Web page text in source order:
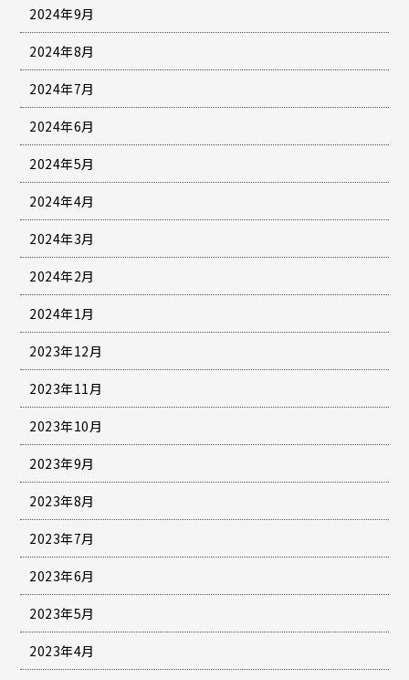
2024年9月
2024年8月
2024年7月
2024年6月
2024年5月
2024年4月
2024年3月
2024年2月
2024年1月
2023年12月
2023年11月
2023年10月
2023年9月
2023年8月
2023年7月
2023年6月
2023年5月
2023年4月